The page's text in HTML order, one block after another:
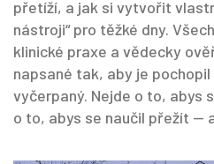
přetíží, a jak si vytvořit
nástroji“ pro těžké dny.
klinické praxe a vědecky
napsané tak, aby je
vyčerpaný. Nejde o to, abys
o to, abys se naučil přežít —